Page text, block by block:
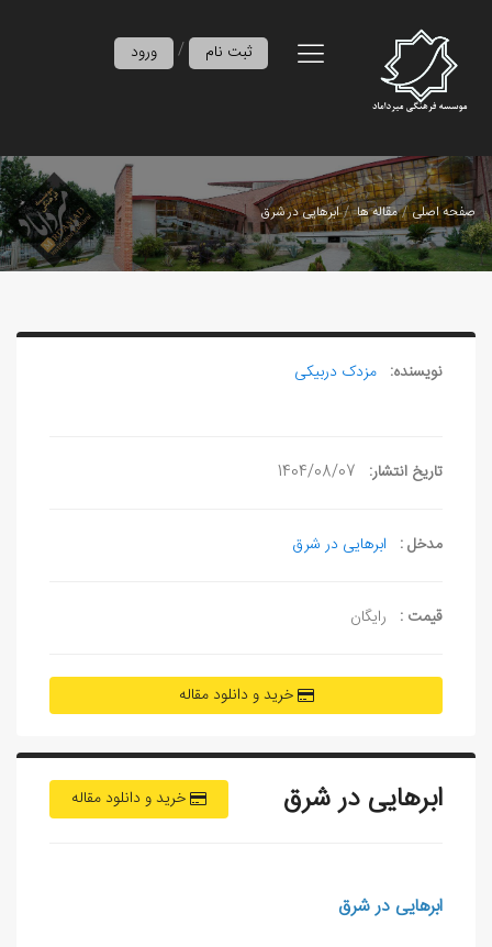
ورود / ثبت نام
صفحه اصلی مقاله ها ابرهایی در شرق
نویسنده: مزدک دربیکی
تاریخ انتشار: 1404/08/07
مدخل : ابرهایی در شرق
قیمت : رایگان
خرید و دانلود مقاله
خرید و دانلود مقاله ابرهایی در شرق
ابرهایی در شرق